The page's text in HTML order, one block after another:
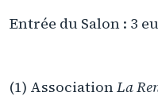
Entrée du Salon : 3
(1) AssociationLa